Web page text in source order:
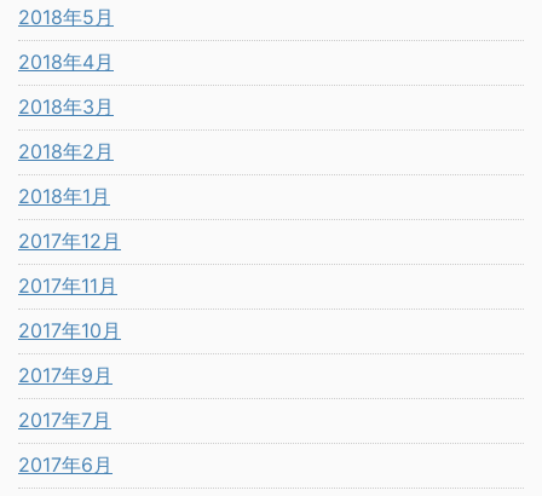
2018年5月
2018年4月
2018年3月
2018年2月
2018年1月
2017年12月
2017年11月
2017年10月
2017年9月
2017年7月
2017年6月